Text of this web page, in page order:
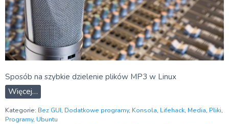
Sposób na szybkie dzielenie plików MP3 w Linux
Więcej…
Kategorie: Bez GUI, Dodatkowe programy, Konsola, Lifehack, Media, Pliki,
Programy, Ubuntu